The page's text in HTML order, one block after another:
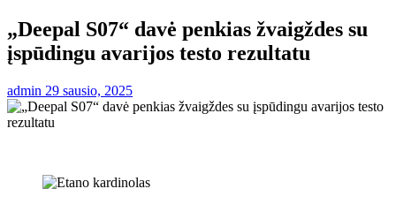
„Deepal S07“ davė penkias žvaigždes su
įspūdingu avarijos testo rezultatu
admin 29 sausio, 2025